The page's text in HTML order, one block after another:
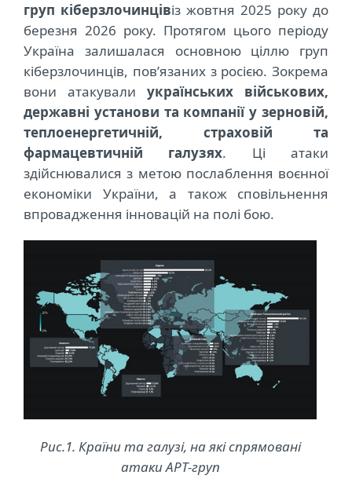
груп кіберзлочинцівіз жовтня 2025 року до
березня 2026 року. Протягом цього періоду
Україна залишалася основною ціллю груп
кіберзлочинців, пов’язаних з росією. Зокрема
вони атакували українських військових,
державні установи та компанії у зерновій,
теплоенергетичній, страховій та
фармацевтичній галузях. Ці атаки
здійснювалися з метою послаблення воєнної
економіки України, а також сповільнення
впровадження інновацій на полі бою.
Рис.1. Країни та галузі, на які спрямовані
атаки АРТ-груп